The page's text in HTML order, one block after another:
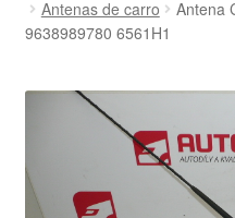
Envio para todo o planeta
Antenas de carro
Antena
9638989780 6561H1